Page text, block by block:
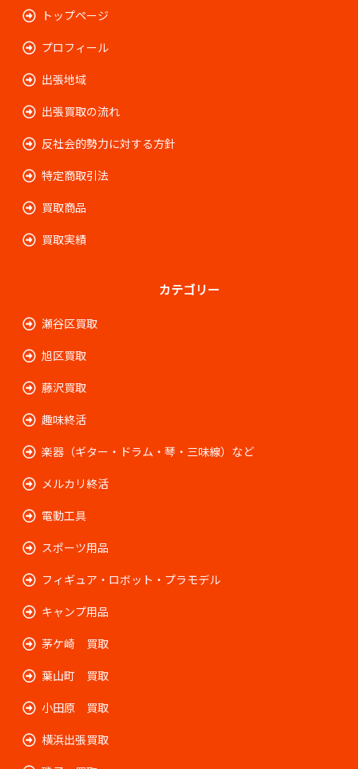
トップページ
プロフィール
出張地域
出張買取の流れ
反社会的勢力に対する方針
特定商取引法
買取商品
買取実績
カテゴリー
瀬谷区買取
旭区買取
藤沢買取
趣味終活
楽器（ギター・ドラム・琴・三味線）など
メルカリ終活
電動工具
スポーツ用品
フィギュア・ロボット・プラモデル
キャンプ用品
茅ケ崎 買取
葉山町 買取
小田原 買取
横浜出張買取